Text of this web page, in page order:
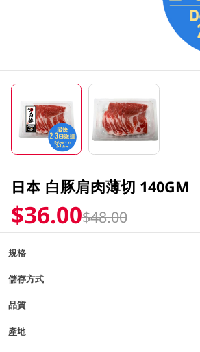
日本 白豚肩肉薄切 140GM
$36.00$48.00
規格
儲存方式
品質
產地